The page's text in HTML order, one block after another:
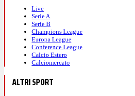
Live
Serie A
Serie B
Champions League
Europa League
Conference League
Calcio Estero
Calciomercato
ALTRI SPORT